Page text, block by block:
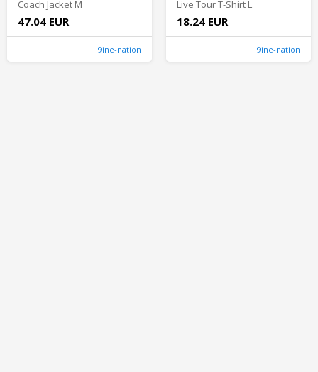
Coach Jacket M
47.04 EUR
9ine-nation
Live Tour T-Shirt L
18.24 EUR
9ine-nation